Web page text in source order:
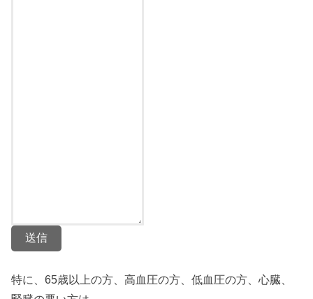
送信
特に、65歳以上の方、高血圧の方、低血圧の方、心臓、